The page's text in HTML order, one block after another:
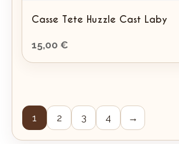
Casse Tete Huzzle Cast Laby
15,00 €
1 2 3 4 →